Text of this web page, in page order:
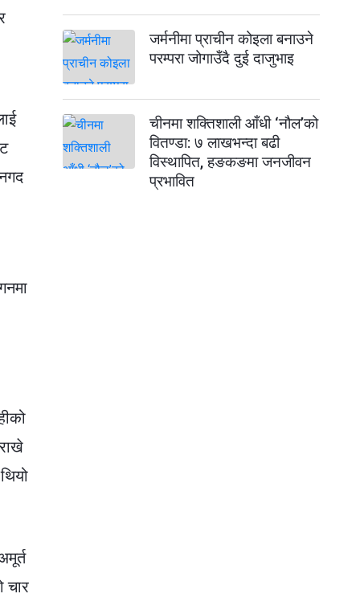
चार
जर्मनीमा प्राचीन कोइला बनाउने
परम्परा जोगाउँदै दुई दाजुभाइ
चीनमा शक्तिशाली आँधी ‘नौल’को
वितण्डा: ७ लाखभन्दा बढी
विस्थापित, हङकङमा जनजीवन
प्रभावित